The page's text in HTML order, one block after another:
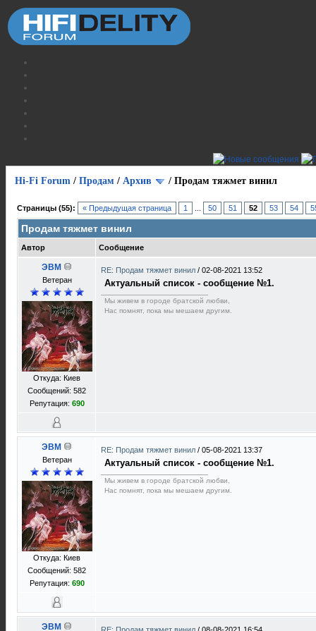
Hi-Fi Forum / Продам / Архив / Продам тяжмет винил
Страницы (55): « Предыдущая страница 1 50 51 52 53 54
Продам тяжмет винил
Автор Сообщение
ЭВМ
Ветеран
Откуда: Киев
Сообщений: 582
Репутация: 690
RE: Продам тяжмет винил / 02-08-2021 13:52
Актуальный список - сообщение №1.
Мы живем в городе братской любви,
Нас помнят, пока мы мешаем другим.
ЭВМ
Ветеран
Откуда: Киев
Сообщений: 582
Репутация: 690
RE: Продам тяжмет винил / 05-08-2021 13:37
Актуальный список - сообщение №1.
Мы живем в городе братской любви,
Нас помнят, пока мы мешаем другим.
ЭВМ